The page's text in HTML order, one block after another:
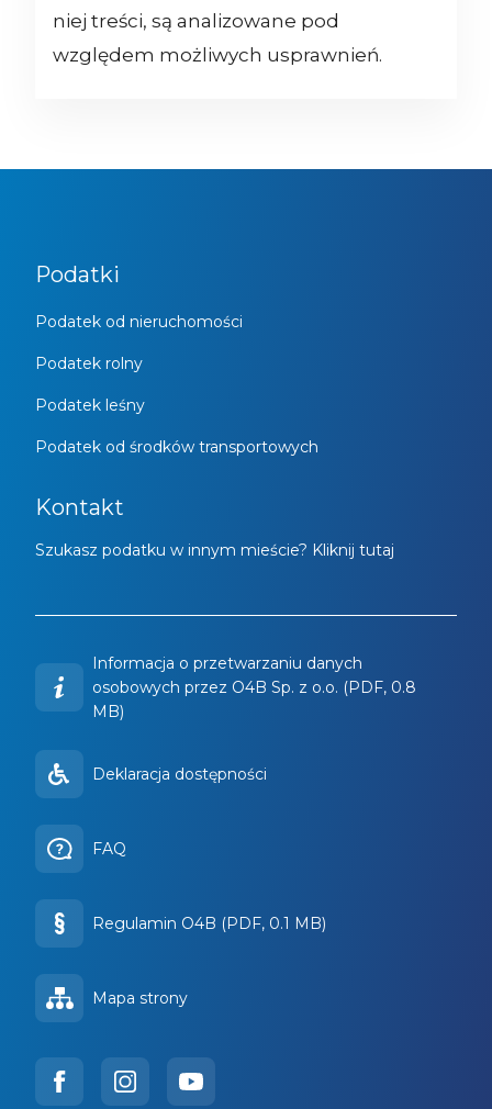
niej treści, są analizowane pod
względem możliwych usprawnień.
Podatki
Podatek od nieruchomości
Podatek rolny
Podatek leśny
Podatek od środków transportowych
Kontakt
Szukasz podatku w innym mieście? Kliknij tutaj
Informacja o przetwarzaniu danych
osobowych przez O4B Sp. z o.o. (PDF, 0.8
MB)
Deklaracja dostępności
FAQ
Regulamin O4B (PDF, 0.1 MB)
Mapa strony